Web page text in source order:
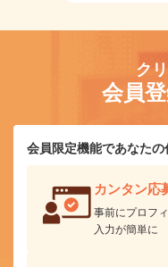
ク
会員
会員限定機能であなたの
カンタン応
事前にプロフ
入力が簡単に